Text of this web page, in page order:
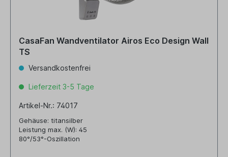
CasaFan Wandventilator Airos Eco Design Wall
TS
Versandkostenfrei
Lieferzeit 3-5 Tage
Artikel-Nr.: 74017
Gehäuse: titansilber
Leistung max. (W): 45
80°/53°-Oszillation